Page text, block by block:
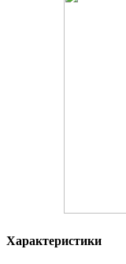
Характеристики